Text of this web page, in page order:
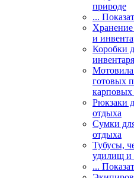
природе
...
Хранение
и
Коробки
готовых
карповых
Рюкзаки
отдыха
Сумки
отдыха
Тубусы,
удилищ и
...